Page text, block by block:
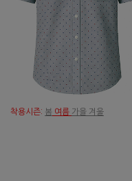
착용시즌: 봄 여름 가을 겨울